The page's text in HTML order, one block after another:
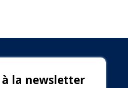
la newsletter